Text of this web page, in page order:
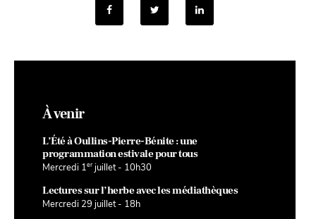
À venir
L’Été à Oullins-Pierre-Bénite : une
programmation estivale pour tous
Mercredi 1er juillet - 10h30
Lectures sur l’herbe avec les médiathèques
Mercredi 29 juillet - 18h